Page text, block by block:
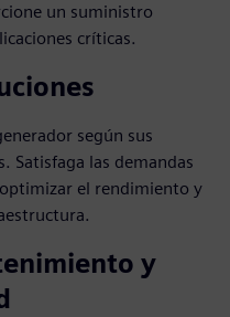
un suministro
críticas.
según sus
Satisfaga las demandas
el rendimiento y
y